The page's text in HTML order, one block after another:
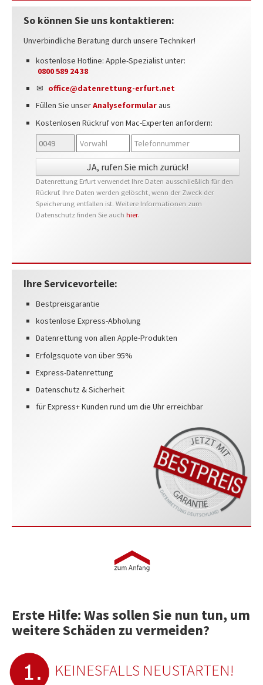
So können Sie uns kontaktieren:
Unverbindliche Beratung durch unsere Techniker!
kostenlose Hotline: Apple-Spezialist unter:
0800 589 24 38
office@datenrettung-erfurt.net
Füllen Sie unserAnalyseformularaus
Kostenlosen Rückruf von Mac-Experten anfordern:
Datenrettung Erfurt verwendet Ihre Daten ausschließlich für den
Rückruf. Ihre Daten werden gelöscht, wenn der Zweck der
Speicherung entfallen ist. Weitere Informationen zum
Datenschutz finden Sie auch hier.
Ihre Servicevorteile:
Bestpreisgarantie
kostenlose Express-Abholung
Datenrettung von allen Apple-Produkten
Erfolgsquote von über 95%
Express-Datenrettung
Datenschutz & Sicherheit
für Express+ Kunden rund um die Uhr erreichbar
Erste Hilfe: Was sollen Sie nun tun, um
weitere Schäden zu vermeiden?
KEINESFALLS NEUSTARTEN!